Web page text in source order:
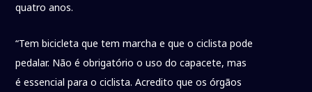
quatro anos.
“Tem bicicleta que tem marcha e que o ciclista pode
pedalar. Não é obrigatório o uso do capacete, mas
é essencial para o ciclista. Acredito que os órgãos